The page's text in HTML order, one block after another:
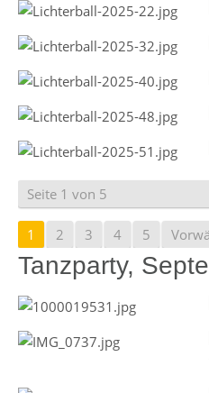
Seite 1 von 5
1 2 3 4 5
Tanzparty,